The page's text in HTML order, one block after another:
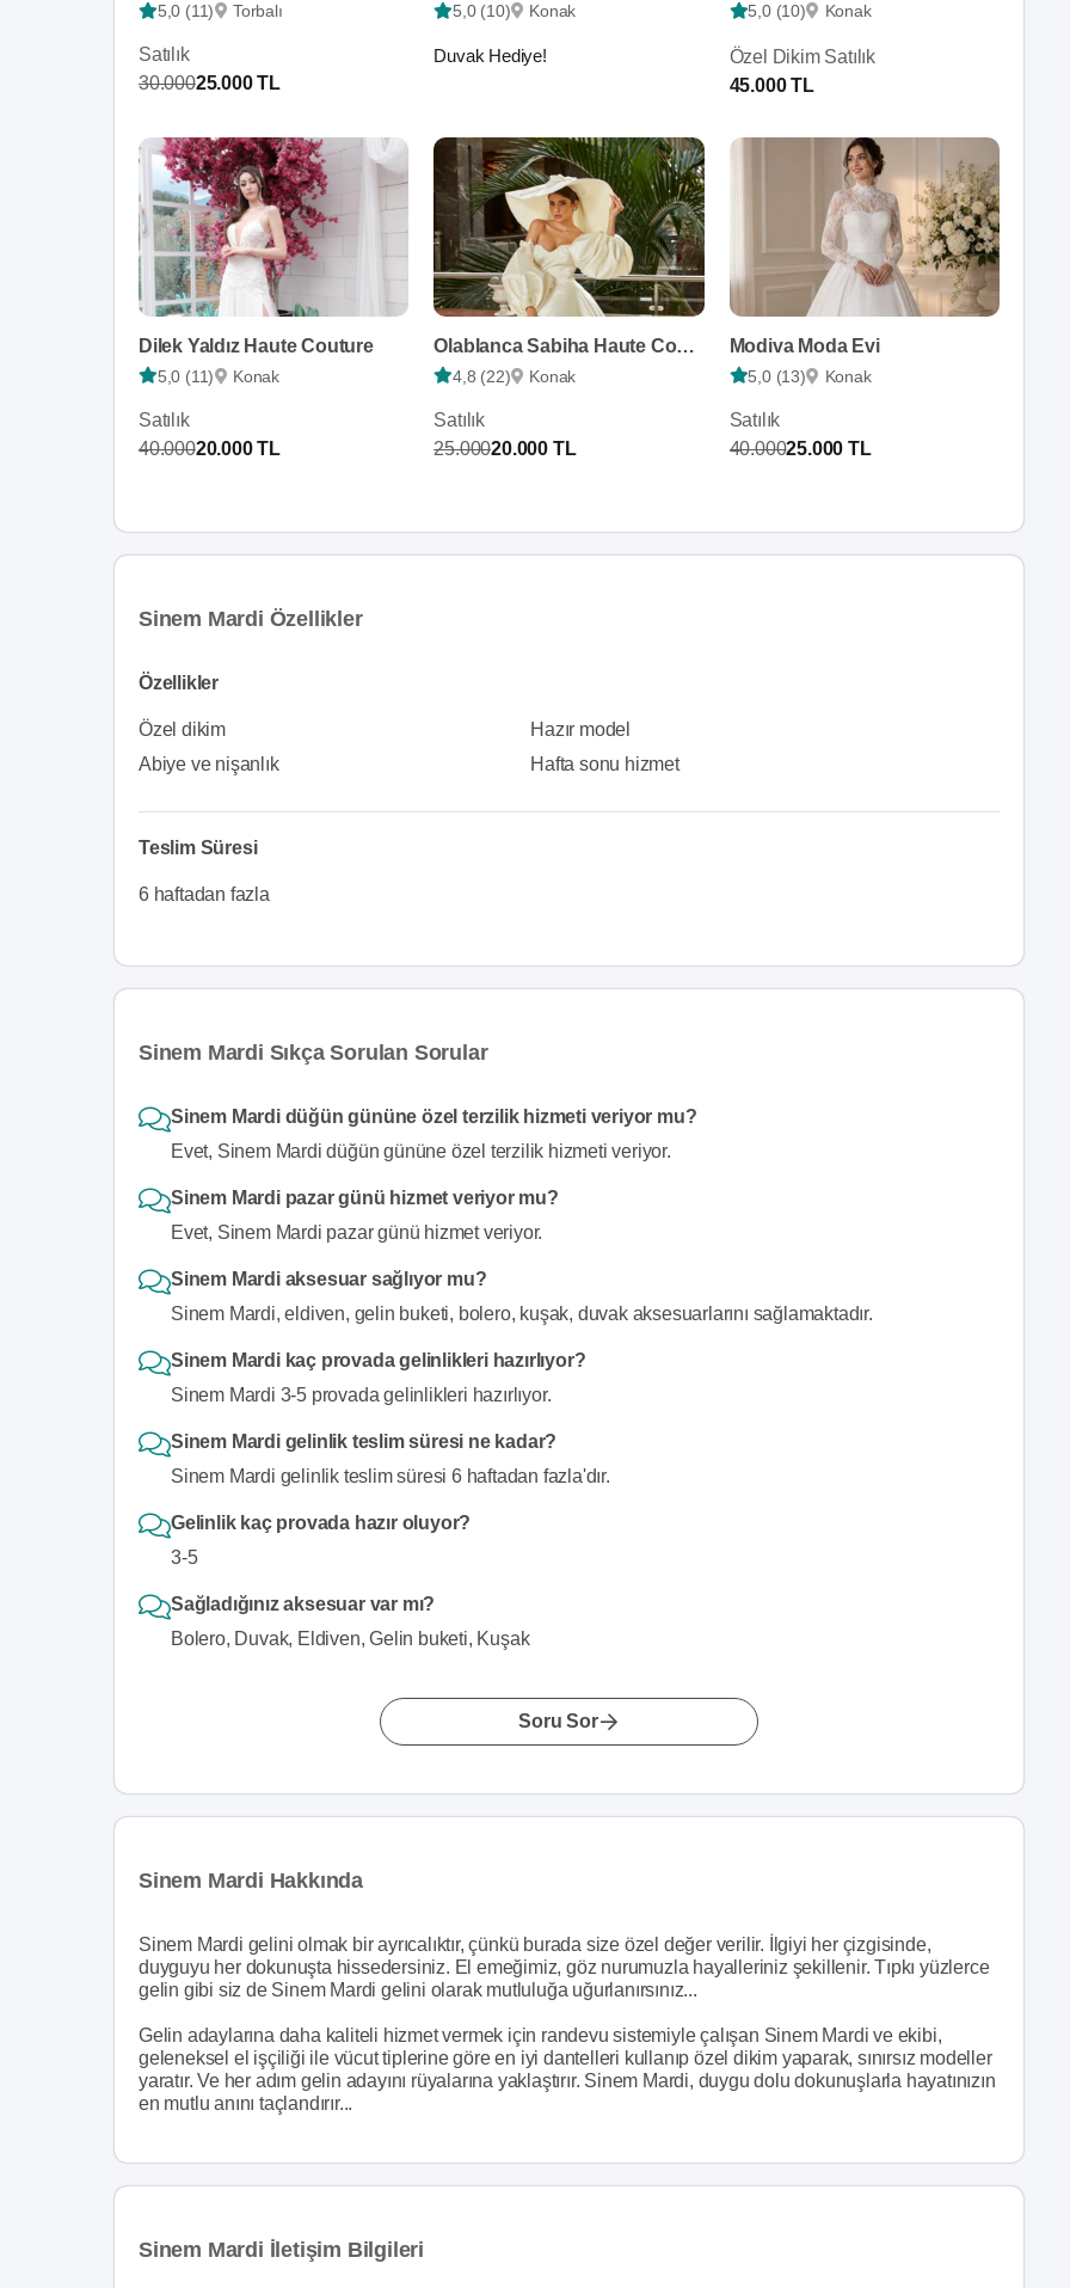
5,0 (11) Torbalı
Satılık
30.00025.000 TL
5,0 (10) Konak
Duvak Hediye!
5,0 (10) Konak
Özel Dikim Satılık
45.000 TL
Dilek Yaldız Haute Couture
5,0 (11) Konak
Satılık
40.00020.000 TL
Olablanca Sabiha Haute Couture
4,8 (22) Konak
Satılık
25.00020.000 TL
Modiva Moda Evi
5,0 (13) Konak
Satılık
40.00025.000 TL
Sinem Mardi Özellikler
Özellikler
Özel dikim
Hazır model
Abiye ve nişanlık
Hafta sonu hizmet
Teslim Süresi
6 haftadan fazla
Sinem Mardi Sıkça Sorulan Sorular
Sinem Mardi düğün gününe özel terzilik hizmeti veriyor mu?
Evet, Sinem Mardi düğün gününe özel terzilik hizmeti veriyor.
Sinem Mardi pazar günü hizmet veriyor mu?
Evet, Sinem Mardi pazar günü hizmet veriyor.
Sinem Mardi aksesuar sağlıyor mu?
Sinem Mardi, eldiven, gelin buketi, bolero, kuşak, duvak aksesuarlarını sağlamaktadır.
Sinem Mardi kaç provada gelinlikleri hazırlıyor?
Sinem Mardi 3-5 provada gelinlikleri hazırlıyor.
Sinem Mardi gelinlik teslim süresi ne kadar?
Sinem Mardi gelinlik teslim süresi 6 haftadan fazla'dır.
Gelinlik kaç provada hazır oluyor?
3-5
Sağladığınız aksesuar var mı?
Bolero, Duvak, Eldiven, Gelin buketi, Kuşak
Soru Sor
Sinem Mardi Hakkında
Sinem Mardi gelini olmak bir ayrıcalıktır, çünkü burada size özel değer verilir. İlgiyi her çizgisinde,
duyguyu her dokunuşta hissedersiniz. El emeğimiz, göz nurumuzla hayalleriniz şekillenir. Tıpkı yüzlerce
gelin gibi siz de Sinem Mardi gelini olarak mutluluğa uğurlanırsınız...
Gelin adaylarına daha kaliteli hizmet vermek için randevu sistemiyle çalışan Sinem Mardi ve ekibi,
geleneksel el işçiliği ile vücut tiplerine göre en iyi dantelleri kullanıp özel dikim yaparak, sınırsız modeller
yaratır. Ve her adım gelin adayını rüyalarına yaklaştırır. Sinem Mardi, duygu dolu dokunuşlarla hayatınızın
en mutlu anını taçlandırır...
Sinem Mardi İletişim Bilgileri